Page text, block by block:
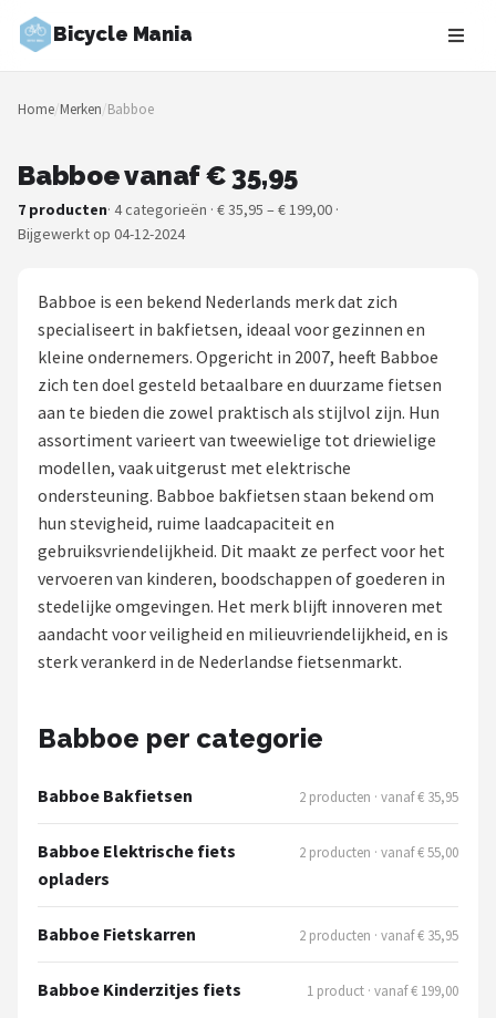
Bicycle Mania
Zoeken
NAVIGATIE
Merken
Fietsroutes
Kinderfietsen
Stadsfietsen
Elektrische fietsen
Mountainbikes
Shop
POPULAIRE MERKEN
Basil
Volare
New Looxs
BBB Cycling
Schwalbe
Home/Merken/Babboe
Babboe vanaf € 35,95
7 producten· 4 categorieën · € 35,95 – € 199,00 ·
Bijgewerkt op 04-12-2024
Babboe is een bekend Nederlands merk dat zich
specialiseert in bakfietsen, ideaal voor gezinnen en
kleine ondernemers. Opgericht in 2007, heeft Babboe
zich ten doel gesteld betaalbare en duurzame fietsen
aan te bieden die zowel praktisch als stijlvol zijn. Hun
assortiment varieert van tweewielige tot driewielige
modellen, vaak uitgerust met elektrische
ondersteuning. Babboe bakfietsen staan bekend om
hun stevigheid, ruime laadcapaciteit en
gebruiksvriendelijkheid. Dit maakt ze perfect voor het
vervoeren van kinderen, boodschappen of goederen in
stedelijke omgevingen. Het merk blijft innoveren met
aandacht voor veiligheid en milieuvriendelijkheid, en is
sterk verankerd in de Nederlandse fietsenmarkt.
Babboe per categorie
Babboe Bakfietsen 2 producten · vanaf € 35,95
Babboe Elektrische fiets
opladers
2 producten · vanaf € 55,00
Babboe Fietskarren 2 producten · vanaf € 35,95
Babboe Kinderzitjes fiets 1 product · vanaf € 199,00